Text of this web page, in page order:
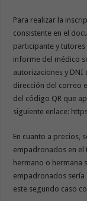
Para realizar la
consistente en el
participante y
informe del médico
autorizaciones y DNI
dirección del correo
del código QR que
siguiente enlace:
En cuanto a precios,
empadronados en el
hermano o hermana
empadronados sería
este segundo caso